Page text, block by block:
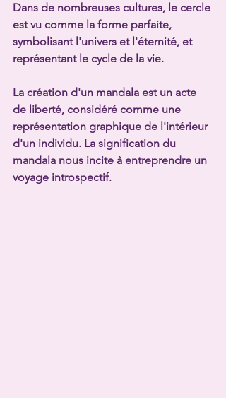
Dans de nombreuses cultures, le cercle
est vu comme la forme parfaite,
symbolisant l'univers et l'éternité, et
représentant le cycle de la vie.
La création d'un mandala est un acte
de liberté, considéré comme une
représentation graphique de l'intérieur
d'un individu. La signification du
mandala nous incite à entreprendre un
voyage introspectif.